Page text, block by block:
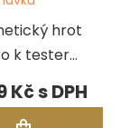
hrot
k testeru
Kč